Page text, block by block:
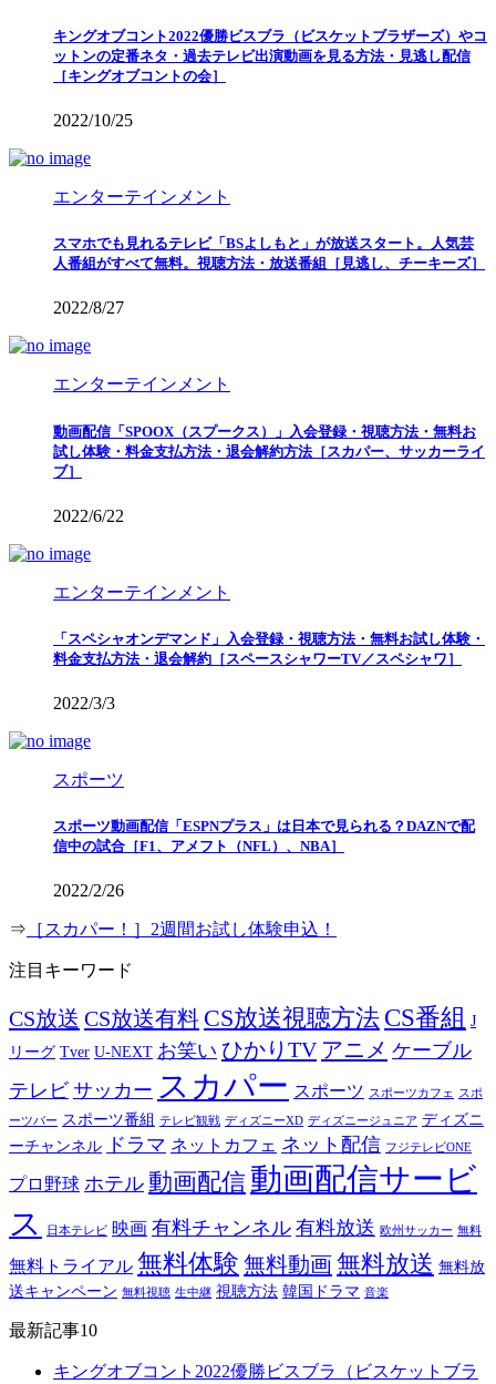
キングオブコント2022優勝ビスブラ（ビスケットブラザーズ）やコ
ットンの定番ネタ・過去テレビ出演動画を見る方法・見逃し配信
［キングオブコントの会］
2022/10/25
エンターテインメント
スマホでも見れるテレビ「BSよしもと」が放送スタート。人気芸
人番組がすべて無料。視聴方法・放送番組［見逃し、チーキーズ］
2022/8/27
エンターテインメント
動画配信「SPOOX（スプークス）」入会登録・視聴方法・無料お
試し体験・料金支払方法・退会解約方法［スカパー、サッカーライ
ブ］
2022/6/22
エンターテインメント
「スペシャオンデマンド」入会登録・視聴方法・無料お試し体験・
料金支払方法・退会解約［スペースシャワーTV／スペシャワ］
2022/3/3
スポーツ
スポーツ動画配信「ESPNプラス」は日本で見られる？DAZNで配
信中の試合［F1、アメフト（NFL）、NBA］
2022/2/26
⇒ ［スカパー！］2週間お試し体験申込！
注目キーワード
CS放送 CS放送有料 CS放送視聴方法 CS番組 J
リーグ Tver U-NEXT お笑い ひかりTV アニメ ケーブル
テレビ サッカー スカパー スポーツ スポーツカフェ スポ
ーツバー スポーツ番組 テレビ観戦 ディズニーXD ディズニージュニア ディズニ
ーチャンネル
ドラマ ネットカフェ ネット配信 フジテレビONE
プロ野球 ホテル 動画配信 動画配信サービ
ス
日本テレビ 映画 有料チャンネル 有料放送 欧州サッカー 無料
無料トライアル 無料体験 無料動画無料放送 無料放
送キャンペーン 無料視聴 生中継 視聴方法 韓国ドラマ 音楽
最新記事10
キングオブコント2022優勝ビスブラ（ビスケットブラ